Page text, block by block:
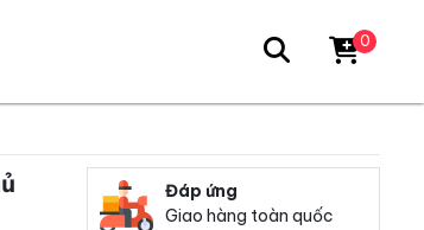
Đáp ứng
Giao hàng toàn quốc
0